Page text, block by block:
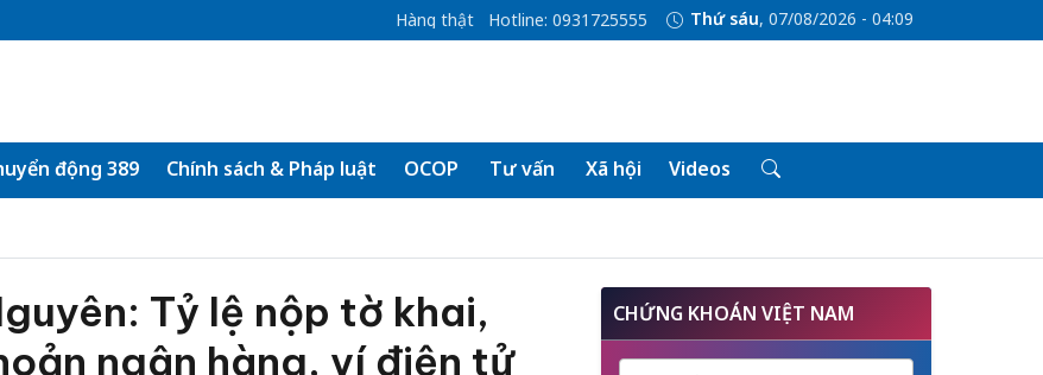
Hàng thật Hotline: 0931725555 Thứ sáu, 07/08/2026 - 04:09
động 389 Chính sách & Pháp luật OCOP Tư vấn Xã hội Videos
Tỷ lệ nộp tờ khai,
ngân hàng, ví điện tử
CHỨNG KHOÁN VIỆT NAM